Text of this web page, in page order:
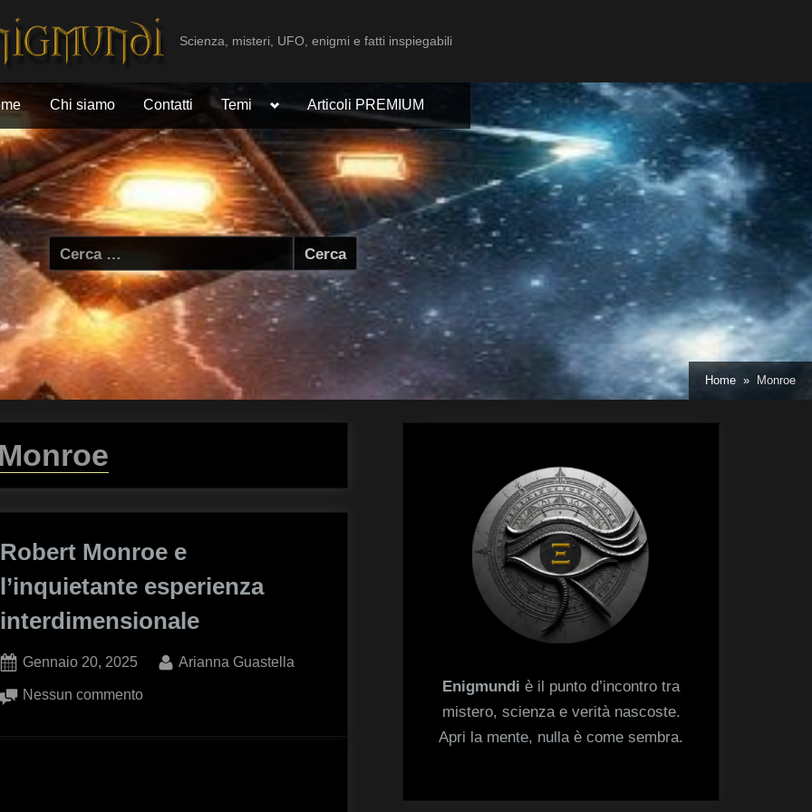
Scienza, misteri, UFO, enigmi e fatti inspiegabili
Chi siamo Contatti Temi
Toggle
menu
Toggle
sub-
menu
Toggle
sub-
Articoli PREMIUM
Ricerca
per:
Home Monroe
Monroe
Robert Monroe e
l’inquietante esperienza
interdimensionale
Posted
on
Gennaio 20, 2025 By
Arianna Guastella
Nessun commentosu
Enigmundi è il punto d’incontro tra
mistero, scienza e verità nascoste.
Apri la mente, nulla è come sembra.